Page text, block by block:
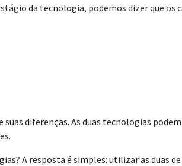
da tecnologia, podemos dizer que os
diferenças. As duas tecnologias
A resposta é simples: utilizar as duas